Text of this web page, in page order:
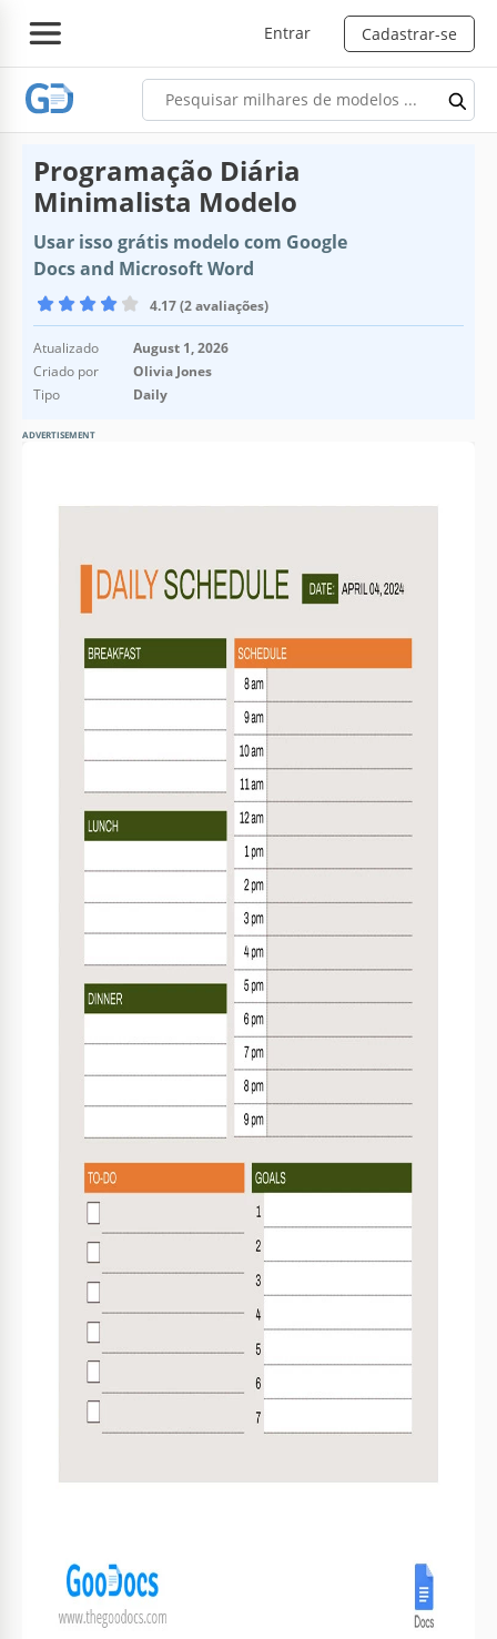
Entrar Cadastrar-se
Programação Diária
Minimalista Modelo
Usar isso grátis modelo com Google
Docs and Microsoft Word
4.17 (2 avaliações)
Atualizado
August 1, 2026
Criado por
Olivia Jones
Tipo
Daily
ADVERTISEMENT